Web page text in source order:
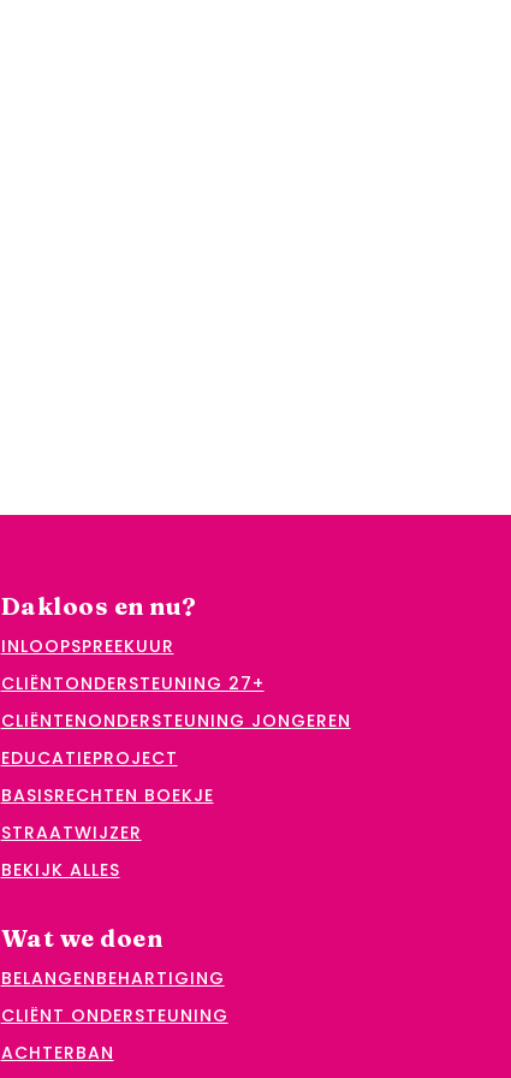
Dakloos en nu?
INLOOPSPREEKUUR
CLIËNTONDERSTEUNING 27+
CLIËNTENONDERSTEUNING JONGEREN
EDUCATIEPROJECT
BASISRECHTEN BOEKJE
STRAATWIJZER
BEKIJK ALLES
Wat we doen
BELANGENBEHARTIGING
CLIËNT ONDERSTEUNING
ACHTERBAN